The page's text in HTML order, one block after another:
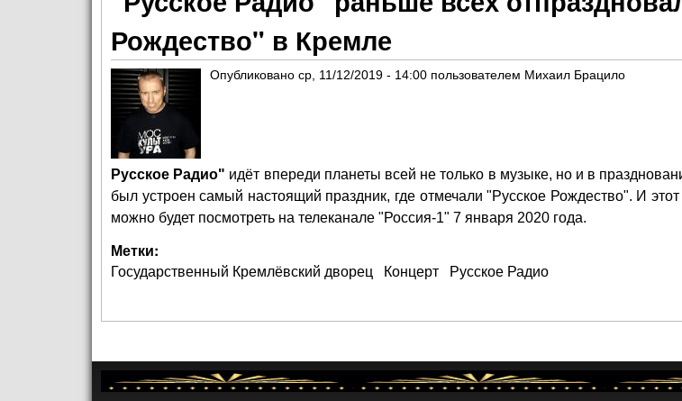
Рождество" в Кремле
Опубликовано ср, 11/12/2019 - 14:00 пользователем Михаил Брацило
Русское Радио" идёт впереди планеты всей не только в музыке, но и в
был устроен самый настоящий праздник, где отмечали "Русское Рождество". И
можно будет посмотреть на телеканале "Россия-1" 7 января 2020 года.
Метки:
Государственный Кремлёвский дворец Концерт
Русское Радио